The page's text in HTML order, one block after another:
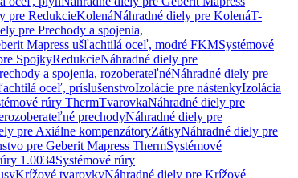
pre RedukcieKolenáNáhradné diely pre KolenáT-
pre Prechody a spojenia,
Mapress ušľachtilá oceľ, modré FKMSystémové
SpojkyRedukcieNáhradné diely pre
a spojenia, rozoberateľnéNáhradné diely pre
oceľ, príslušenstvoIzolácie pre nástenkyIzolácia
rúry ThermTvarovkaNáhradné diely pre
prechodyNáhradné diely pre
pre Axiálne kompenzátoryZátkyNáhradné diely pre
pre Geberit Mapress ThermSystémové
1.0034Systémové rúry
Krížové tvarovkyNáhradné diely pre Krížové